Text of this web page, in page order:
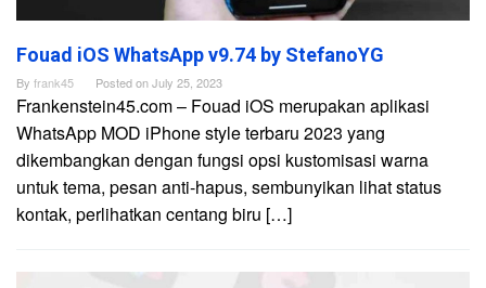
Fouad iOS WhatsApp v9.74 by StefanoYG
By frank45 Posted onJuly 25, 2023
Frankenstein45.com – Fouad iOS merupakan aplikasi
WhatsApp MOD iPhone style terbaru 2023 yang
dikembangkan dengan fungsi opsi kustomisasi warna
untuk tema, pesan anti-hapus, sembunyikan lihat status
kontak, perlihatkan centang biru […]